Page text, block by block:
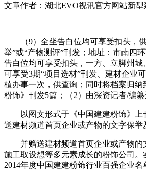
文章作者：湖北EVO视讯官方网站新型
（9）全坐告白位均可享受扣头，供
举”或“产物测评”刊发；地址：市南四
告白位均可享受扣头，一方、立脚州
可享受3期“项目选材”刊发、建材企业
植办事一次，供查询；同时将档案归
粉饰》刊发5篇；（2）由深资记者/编
以图文形式于《中国建建粉饰》上刊
送建材频道首页企业或产物的文字保举
并赠送建材频道首页企业或产物的文
施工取设想等多元素成长的粉饰公司
2014年度中国建建粉饰行业百强企业